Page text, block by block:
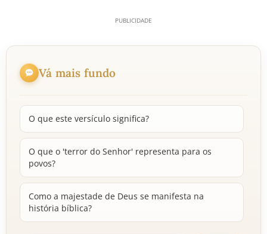
Vá mais fundo
O que este versículo significa?
O que o 'terror do Senhor' representa para os
povos?
Como a majestade de Deus se manifesta na
história bíblica?